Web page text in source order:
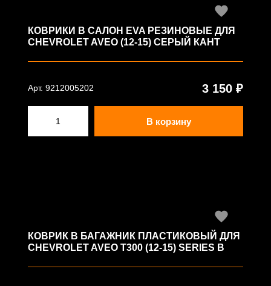
КОВРИКИ В САЛОН EVA РЕЗИНОВЫЕ ДЛЯ
CHEVROLET AVEO (12-15) СЕРЫЙ КАНТ
Арт. 9212005202 3 150 ₽
В корзину
КОВРИК В БАГАЖНИК ПЛАСТИКОВЫЙ ДЛЯ
CHEVROLET AVEO T300 (12-15) SERIES B